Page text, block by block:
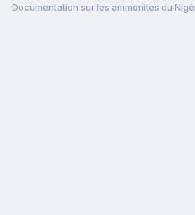
Documentation sur les ammonites du